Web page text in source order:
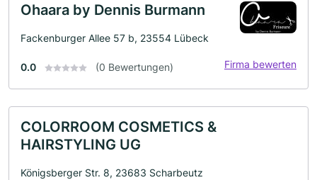
Ohaara by Dennis Burmann
Fackenburger Allee 57 b, 23554 Lübeck
0.0 (0 Bewertungen) Firma bewerten
COLORROOM COSMETICS &
HAIRSTYLING UG
Königsberger Str. 8, 23683 Scharbeutz